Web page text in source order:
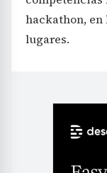
hackathon,
lugares.